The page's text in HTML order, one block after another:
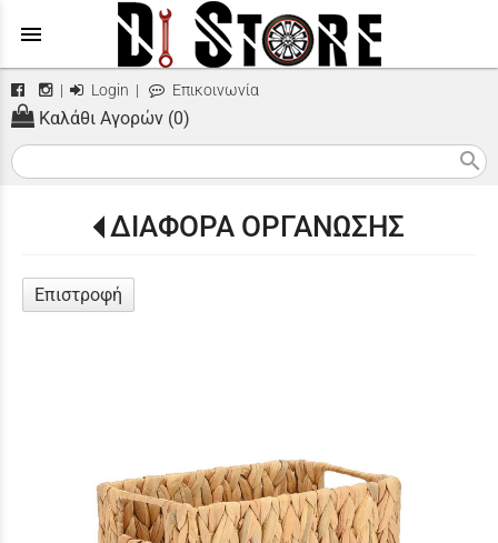
menu
| Login | Επικοινωνία
Καλάθι Αγορών (0)
search
ΔΙΑΦΟΡΑ ΟΡΓΑΝΩΣΗΣ
Επιστροφή